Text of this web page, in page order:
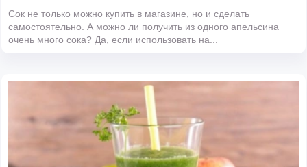
Сок не только можно купить в магазине, но и сделать
самостоятельно. А можно ли получить из одного апельсина
очень много сока? Да, если использовать на...